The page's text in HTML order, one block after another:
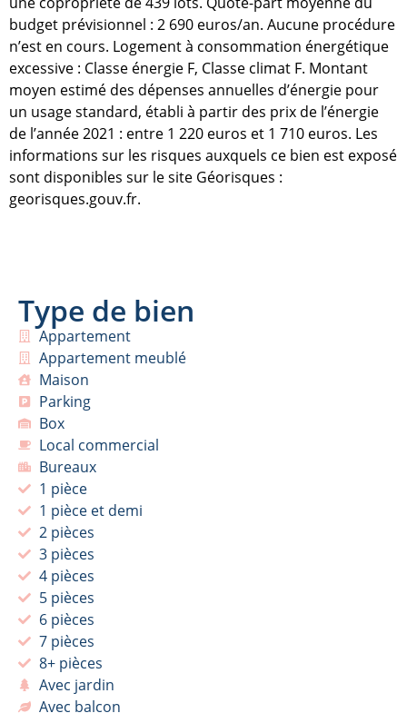
budget prévisionnel : 2 690 euros/an. Aucune procédure
n’est en cours. Logement à consommation énergétique
excessive : Classe énergie F, Classe climat F. Montant
moyen estimé des dépenses annuelles d’énergie pour
un usage standard, établi à partir des prix de l’énergie
de l’année 2021 : entre 1 220 euros et 1 710 euros. Les
informations sur les risques auxquels ce bien est exposé
sont disponibles sur le site Géorisques :
georisques.gouv.fr.
Type de bien
Appartement
Appartement meublé
Maison
Parking
Box
Local commercial
Bureaux
1 pièce
1 pièce et demi
2 pièces
3 pièces
4 pièces
5 pièces
6 pièces
7 pièces
8+ pièces
Avec jardin
Avec balcon